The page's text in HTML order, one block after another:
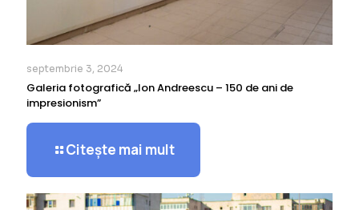
septembrie 3, 2024
Galeria fotografică „Ion Andreescu – 150 de ani de
impresionism”
Citește mai mult